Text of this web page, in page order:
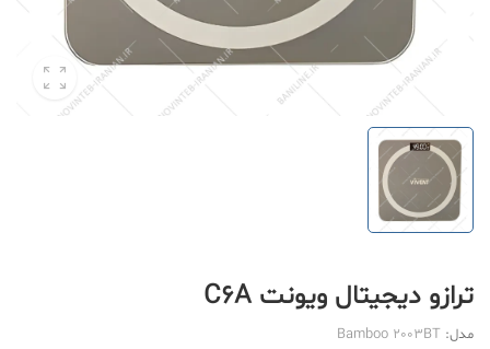
ترازو دیجیتال ویونت C6A
مدل: Bamboo 2003BT